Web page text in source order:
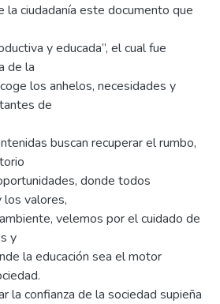
la ciudadanía este documento que
y educada”, el cual fue
de la
los anhelos, necesidades y
de
buscan recuperar el rumbo,
donde todos
los valores,
velemos por el cuidado de
y
la educación sea el motor
la confianza de la sociedad supieña